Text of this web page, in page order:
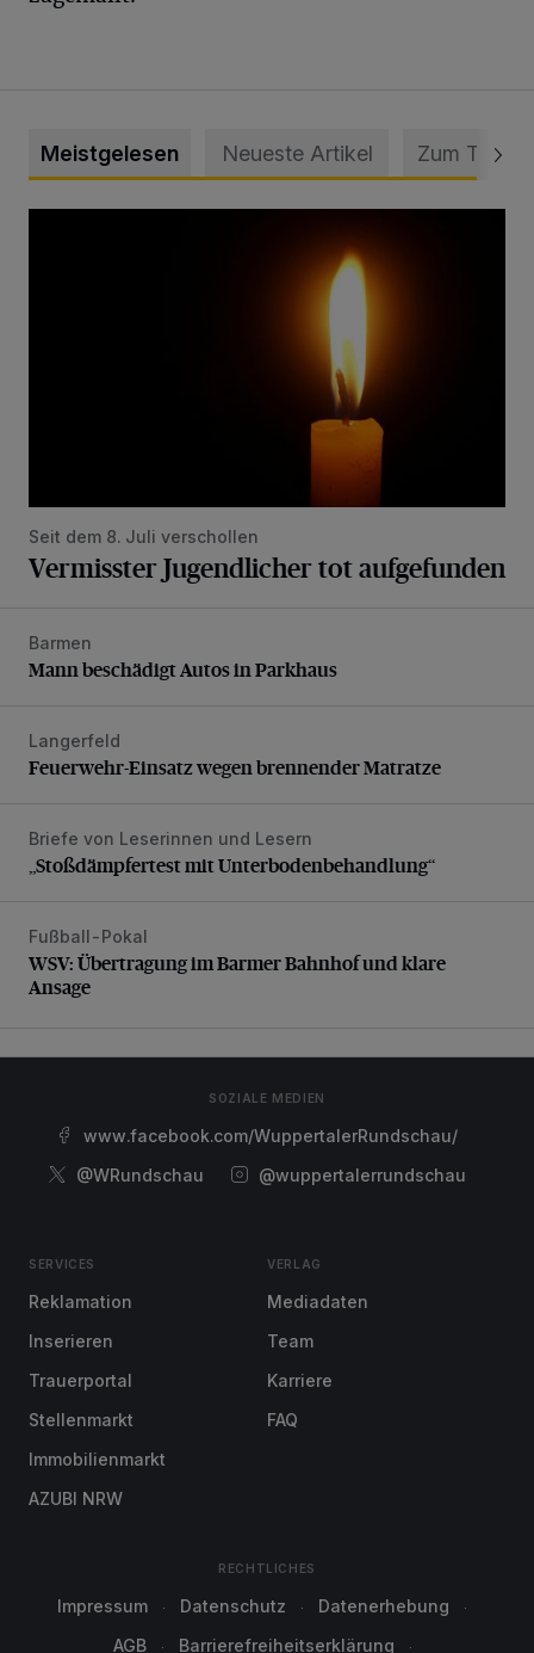
Meistgelesen Neueste Artikel Zum Thema
Seit dem 8. Juli verschollen
Vermisster Jugendlicher tot aufgefunden
Mann beschädigt Autos in Parkhaus
Barmen
Mann beschädigt Autos in Parkhaus
Feuerwehr-Einsatz wegen brennender Matratze
Langerfeld
Feuerwehr-Einsatz wegen brennender Matratze
„Stoßdämpfertest mit Unterbodenbehandlung“
Briefe von Leserinnen und Lesern
„Stoßdämpfertest mit Unterbodenbehandlung“
WSV: Übertragung im Barmer Bahnhof und klare Ansage
Fußball-Pokal
WSV: Übertragung im Barmer Bahnhof und klare
Ansage
SOZIALE MEDIEN
www.facebook.com/WuppertalerRundschau/
@WRundschau
@wuppertalerrundschau
SERVICES
Reklamation
Inserieren
Trauerportal
Stellenmarkt
Immobilienmarkt
AZUBI NRW
VERLAG
Mediadaten
Team
Karriere
FAQ
RECHTLICHES
Impressum Datenschutz
Datenerhebung
AGB
Barrierefreiheitserklärung